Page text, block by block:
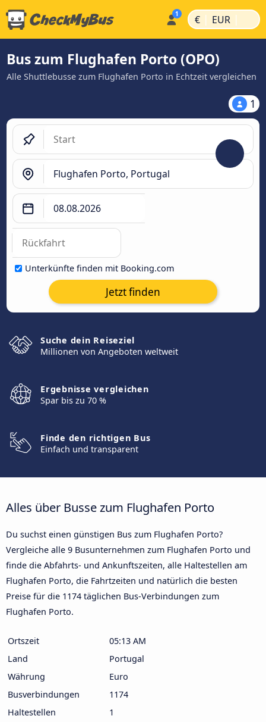
€ | EUR |
Bus zum Flughafen Porto (OPO)
Alle Shuttlebusse zum Flughafen Porto in Echtzeit vergleichen
1
Unterkünfte finden mit Booking.com
Jetzt finden
Suche dein Reiseziel
Millionen von Angeboten weltweit
Ergebnisse vergleichen
Spar bis zu 70 %
Finde den richtigen Bus
Einfach und transparent
Alles über Busse zum Flughafen Porto
Du suchst einen günstigen Bus zum Flughafen Porto?
Vergleiche alle 9 Busunternehmen zum Flughafen Porto und
finde die Abfahrts- und Ankunftszeiten, alle Haltestellen am
Flughafen Porto, die Fahrtzeiten und natürlich die besten
Preise für die 1174 täglichen Bus-Verbindungen zum
Flughafen Porto.
Ortszeit
05:13 AM
Land
Portugal
Währung
Euro
Busverbindungen
1174
Haltestellen
1